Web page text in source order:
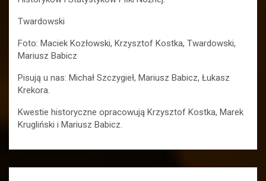
Twardowski
Foto: Maciek Kozłowski, Krzysztof Kostka, Twardowski,
Mariusz Babicz
Pisują u nas: Michał Szczygieł, Mariusz Babicz, Łukasz
Krekora.
Kwestie historyczne opracowują Krzysztof Kostka, Marek
Krugliński i Mariusz Babicz.